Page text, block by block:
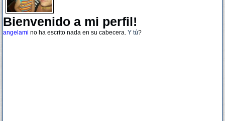
Bienvenido a mi perfil!
angelami no ha escrito nada en su cabecera. Y tú?